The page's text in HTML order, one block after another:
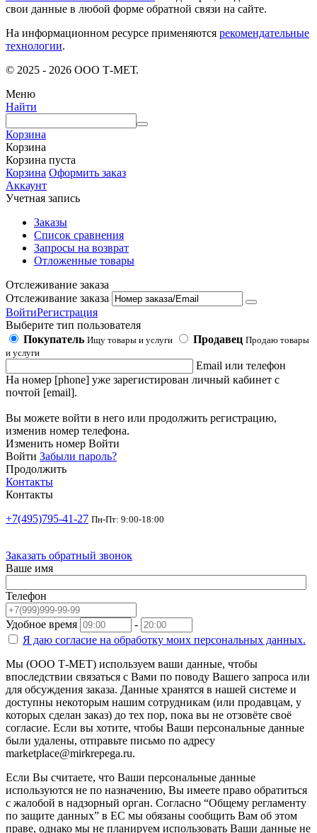
свои данные в любой форме обратной связи на сайте.
На информационном ресурсе применяются рекомендательные
технологии.
© 2025 - 2026 ООО Т-МЕТ.
Меню
Найти
Корзина
Корзина
Корзина пуста
Корзина Оформить заказ
Аккаунт
Учетная запись
Заказы
Список сравнения
Запросы на возврат
Отложенные товары
Отслеживание заказа
Отслеживание заказа
ВойтиРегистрация
Выберите тип пользователя
Покупатель Ищу товары и услуги Продавец Продаю товары
и услуги
Email или телефон
На номер [phone] уже зарегистирован личный кабинет с
почтой [email].
Вы можете войти в него или продолжить регистрацию,
изменив номер телефона.
Изменить номер Войти
Войти Забыли пароль?
Продолжить
Контакты
Контакты
+7(495)795-41-27 Пн-Пт: 9:00-18:00
Заказать обратный звонок
Ваше имя
Телефон
Удобное время
-
Я даю согласие на обработку моих персональных данных.
Мы (ООО Т-МЕТ) используем ваши данные, чтобы
впоследствии связаться с Вами по поводу Вашего запроса или
для обсуждения заказа. Данные хранятся в нашей системе и
доступны некоторым нашим сотрудникам (или продавцам, у
которых сделан заказ) до тех пор, пока вы не отзовёте своё
согласие. Если вы хотите, чтобы Ваши персональные данные
были удалены, отправьте письмо по адресу
marketplace@mirkrepega.ru.
Если Вы считаете, что Ваши персональные данные
используются не по назначению, Вы имеете право обратиться
с жалобой в надзорный орган. Согласно “Общему регламенту
по защите данных” в ЕС мы обязаны сообщить Вам об этом
праве, однако мы не планируем использовать Ваши данные не